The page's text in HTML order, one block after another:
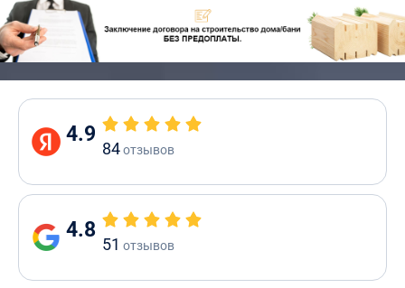
4.9
84отзывов
4.8
51 отзывов